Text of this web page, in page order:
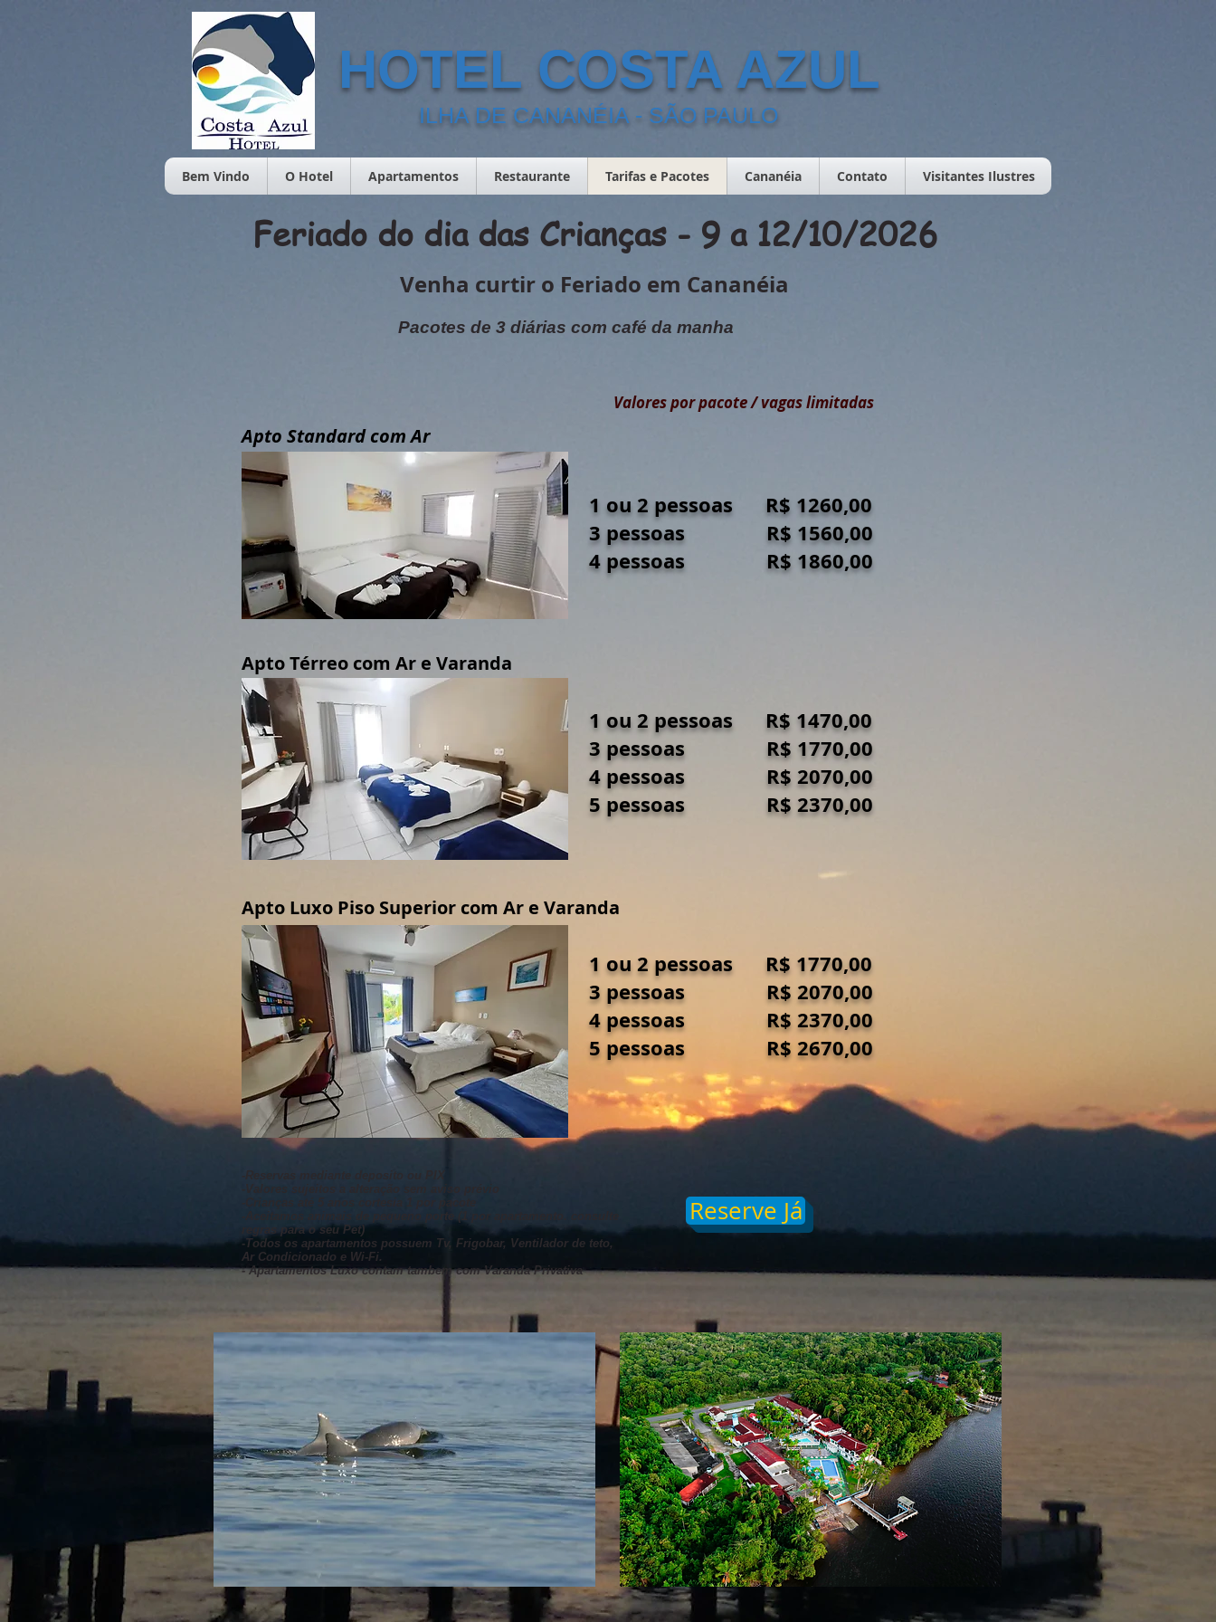
HOTEL COSTA AZUL
ILHA DE CANANÉIA - SÃO PAULO
Bem Vindo O Hotel Apartamentos Restaurante Tarifas e Pacotes Cananéia Contato Visitantes Ilustres
Feriado do dia das Crianças - 9 a 12/10/2026
Venha curtir o Feriado em Cananéia
Pacotes de 3 diárias com café da manha
Valores por pacote / vagas limitadas
Apto Standard com Ar
Apto Térreo com Ar e Varanda
Apto Luxo Piso Superior com Ar e Varanda
1 ou 2 pessoas R$ 1260,00
3 pessoas R$ 1560,00
4 pessoas R$ 1860,00
1 ou 2 pessoas R$ 1470,00
3 pessoas R$ 1770,00
4 pessoas R$ 2070,00
5 pessoas R$ 2370,00
1 ou 2 pessoas R$ 1770,00
3 pessoas R$ 2070,00
4 pessoas R$ 2370,00
5 pessoas R$ 2670,00
regras para o seu Pet)
-Todos os apartamentos possuem Tv, Frigobar, Ventilador de teto,
Ar Condicionado e Wi-Fi.
- Apartamentos Luxo contam tambem com Varanda Privativa
Reserve Já